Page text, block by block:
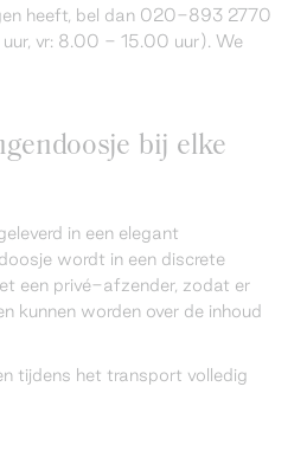
heeft, bel dan 020-893 2770
vr: 8.00 - 15.00 uur). We
bij elke
in een elegant
wordt in een discrete
een privé-afzender, zodat er
kunnen worden over de inhoud
tijdens het transport volledig